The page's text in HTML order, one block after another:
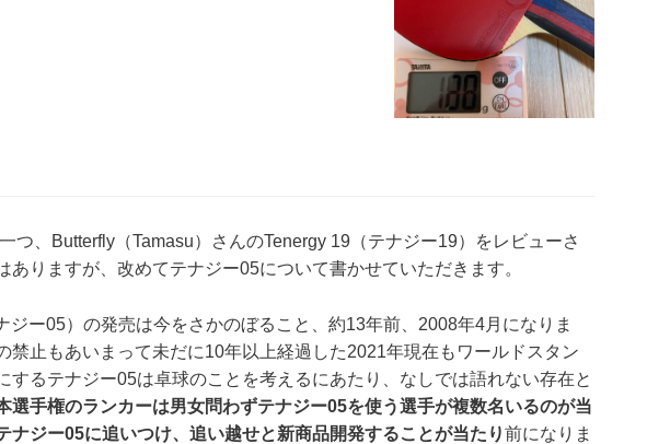
つ、Butterfly（Tamasu）さんのTenergy 19（テナジー19）
をレビューさ
ありますが、改めてテナジー05について書かせていただきます。
ー05）の発売は今をさかのぼること、 約13年前、2008年4月 になりま
禁止もあいまって未だに10年以上経過した2021年現在もワールドスタン
するテナジー05は卓球のことを考えるにあたり、なしでは語れない存在と
選手権のランカーは男女問わずテナジー05を使う選手が複数名いるのが当
ナジー05に追いつけ、追い越せと新商品開発することが当たり前になりま